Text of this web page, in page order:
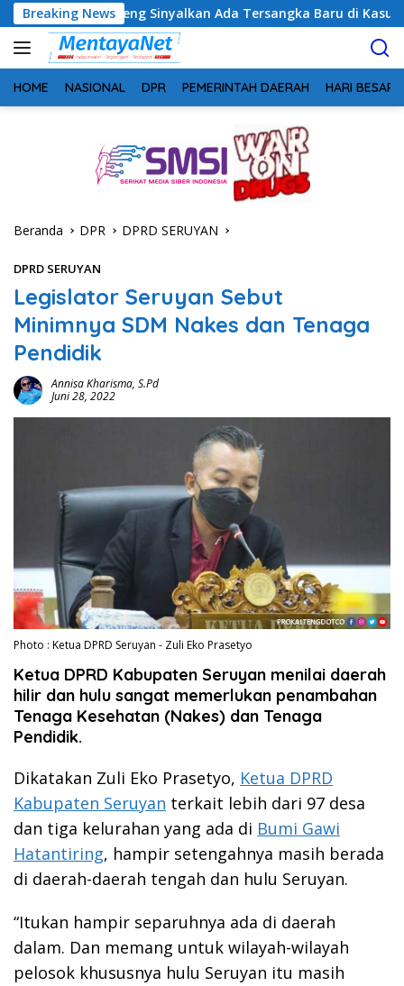
Langsung
ke
konten
Breaking News
Sinyalkan Ada Tersangka Baru di Kasus Hibah Rp40
HOME NASIONAL DPR PEMERINTAH DAERAH HARI BESAR
Beranda DPR DPRD SERUYAN
DPRD SERUYAN
Legislator Seruyan Sebut
Minimnya SDM Nakes dan Tenaga
Pendidik
Annisa Kharisma, S.Pd
Juni 28, 2022
Photo : Ketua DPRD Seruyan - Zuli Eko Prasetyo
Ketua DPRD Kabupaten Seruyan menilai daerah
hilir dan hulu sangat memerlukan penambahan
Tenaga Kesehatan (Nakes) dan Tenaga
Pendidik.
Dikatakan Zuli Eko Prasetyo, Ketua DPRD
Kabupaten Seruyan terkait lebih dari 97 desa
dan tiga kelurahan yang ada di Bumi Gawi
Hatantiring, hampir setengahnya masih berada
di daerah-daerah tengah dan hulu Seruyan.
“Itukan hampir separuhnya ada di daerah
dalam. Dan memang untuk wilayah-wilayah
pelosok khususnya hulu Seruyan itu masih